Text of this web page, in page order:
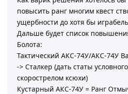
повысить ранг многим квест
ущербности до хотя бы
Дальше будет список
Болота:
Тактический АКС-74У/АКС-74У
-> Сталкер (дать статы
скорострелом ксюхи)
Кустарный АКС-74У = Ранг